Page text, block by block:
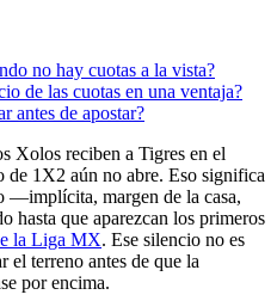
no hay cuotas a la vista?
de las cuotas en una ventaja?
antes de apostar?
Xolos reciben a Tigres en el
de 1X2 aún no abre. Eso significa
—implícita, margen de la casa,
hasta que aparezcan los primeros
la Liga MX. Ese silencio no es
el terreno antes de que la
por encima.